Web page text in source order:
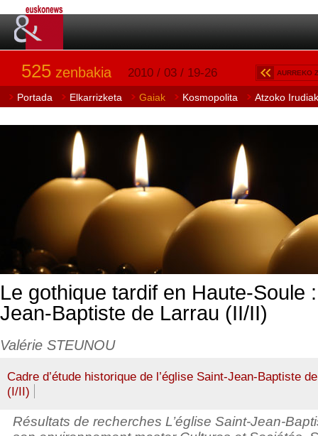
525 zenbakia 2010 / 03 / 19-26 AURREKO
Portada Elkarrizketa Gaiak Kosmopolita Atzoko Irudiak
Le gothique tardif en Haute-Soule
Jean-Baptiste de Larrau (II/II)
Valérie STEUNOU
Cadre d’étude historique de l’église Saint-Jean-Baptiste
(I/II)
Résultats de recherches L’église Saint-Jean-